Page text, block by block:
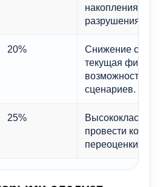
накопления
разрушения.
20%
Снижение
текущая
возможность
сценариев.
25%
провести
переоценки.